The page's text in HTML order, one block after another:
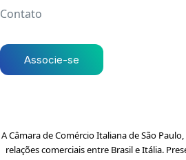
Contato
Associe-se
A Câmara de Comércio Italiana de São
relações comerciais entre Brasil e Itália.